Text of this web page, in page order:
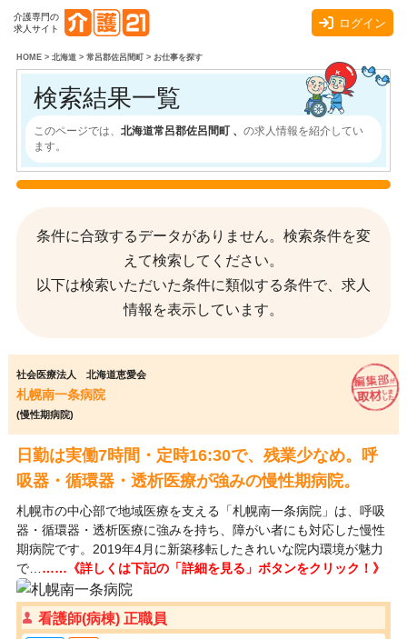
介護専門の
求人サイト
ログイン
HOME> 北海道> 常呂郡佐呂間町> お仕事を探す
検索結果一覧
このページでは、 北海道常呂郡佐呂間町 、 の求人情報を紹介してい
ます。
条件に合致するデータがありません。検索条件を変
えて検索してください。
以下は検索いただいた条件に類似する条件で、求人
情報を表示しています。
社会医療法人 北海道恵愛会
札幌南一条病院
(慢性期病院)
日勤は実働7時間・定時16:30で、残業少なめ。呼
吸器・循環器・透析医療が強みの慢性期病院。
札幌市の中心部で地域医療を支える「札幌南一条病院」は、呼吸
器・循環器・透析医療に強みを持ち、障がい者にも対応した慢性
期病院です。2019年4月に新築移転したきれいな院内環境が魅力
で… ……《詳しくは下記の「詳細を見る」ボタンをクリック！》
看護師(病棟) 正職員